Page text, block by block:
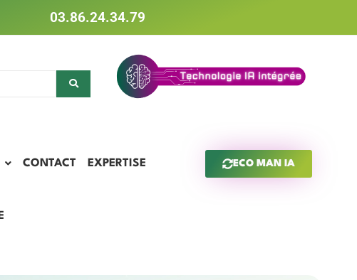
03.86.24.34.79
CONTACT EXPERTISE ECO MAN IA